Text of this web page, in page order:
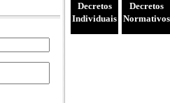
Decretos
Individuais
Decretos
Normativos